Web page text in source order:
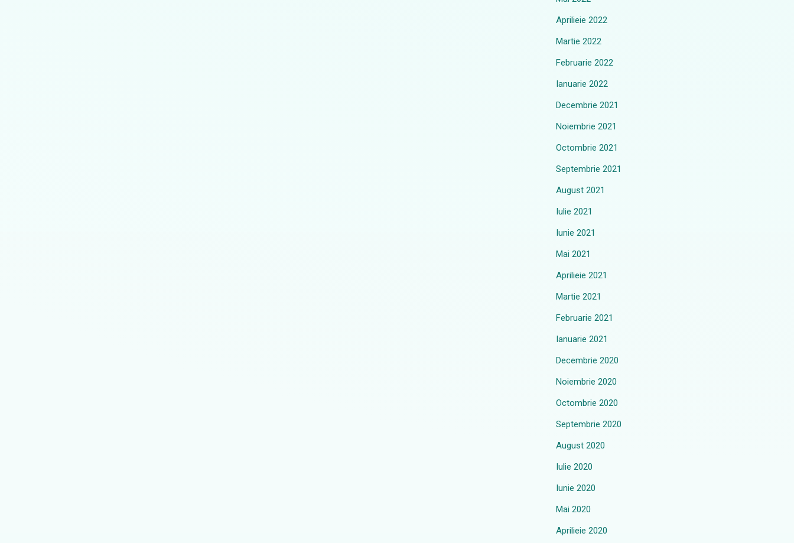
Aprilieie 2022
Martie 2022
Februarie 2022
Ianuarie 2022
Decembrie 2021
Noiembrie 2021
Octombrie 2021
Septembrie 2021
August 2021
Iulie 2021
Iunie 2021
Mai 2021
Aprilieie 2021
Martie 2021
Februarie 2021
Ianuarie 2021
Decembrie 2020
Noiembrie 2020
Octombrie 2020
Septembrie 2020
August 2020
Iulie 2020
Iunie 2020
Mai 2020
Aprilieie 2020